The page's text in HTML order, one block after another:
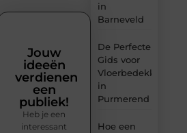
in
Barneveld
De Perfecte
Gids voor
Vloerbedekking
in
Purmerend
Hoe een
Jouw
ideeën
verdienen
een
publiek!
Heb je een
interessant